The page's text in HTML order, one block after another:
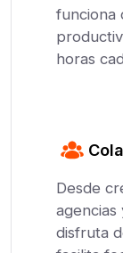
funciona
horas
Desde
agencias
disfruta